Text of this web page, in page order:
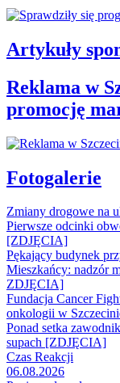
Artykuły
Reklama w
promocję
Fotogalerie
Zmiany drogowe na
Pierwsze odcinki
[ZDJĘCIA]
Pękający budynek
Mieszkańcy: nadzór
ZDJĘCIA]
Fundacja Cancer
onkologii w
Ponad setka
supach [ZDJĘCIA]
Czas Reakcji
06.08.2026